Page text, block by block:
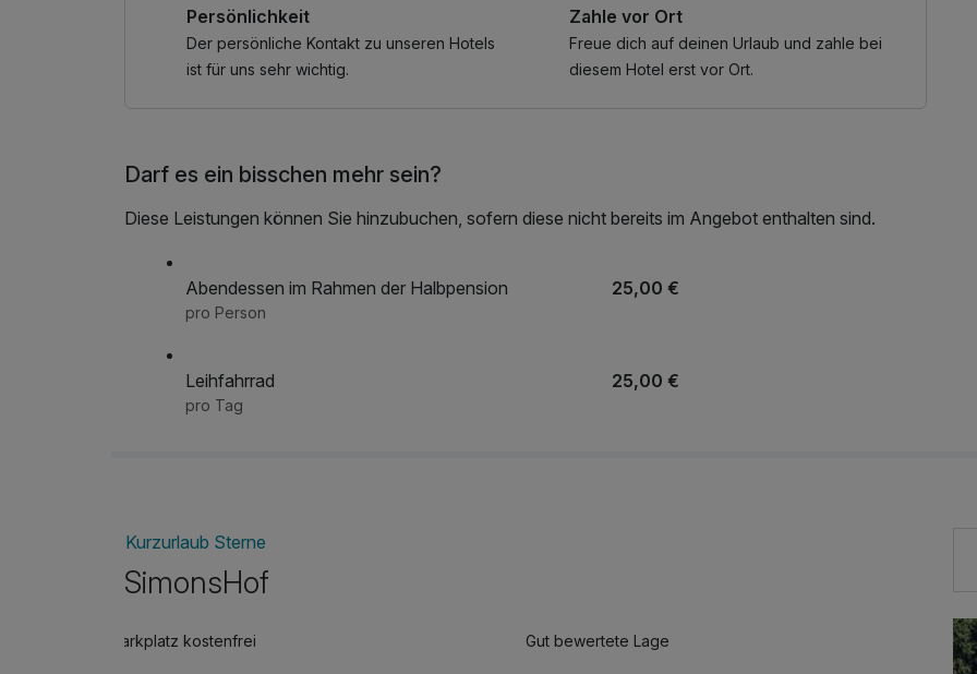
Persönlichkeit
Der persönliche Kontakt zu unseren Hotels
ist für uns sehr wichtig.
Zahle vor Ort
Freue dich auf deinen Urlaub und zahle bei
diesem Hotel erst vor Ort.
Darf es ein bisschen mehr sein?
Diese Leistungen können Sie hinzubuchen, sofern diese nicht bereits im Angebot enthalten sind.
Abendessen im Rahmen der Halbpension 25,00 €
pro Person
Leihfahrrad 25,00 €
pro Tag
Kurzurlaub Sterne
SimonsHof
Parkplatz kostenfrei Gut bewertete Lage